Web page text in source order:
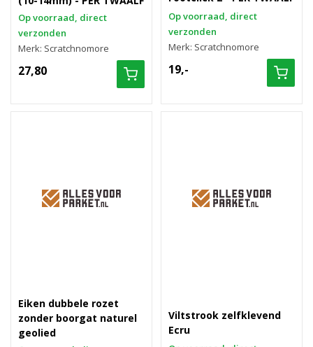
Op voorraad, direct
verzonden
Merk: Scratchnomore
27,80
Op voorraad, direct
verzonden
Merk: Scratchnomore
19,-
Eiken dubbele rozet
zonder boorgat naturel
geolied
Viltstrook zelfklevend
Ecru